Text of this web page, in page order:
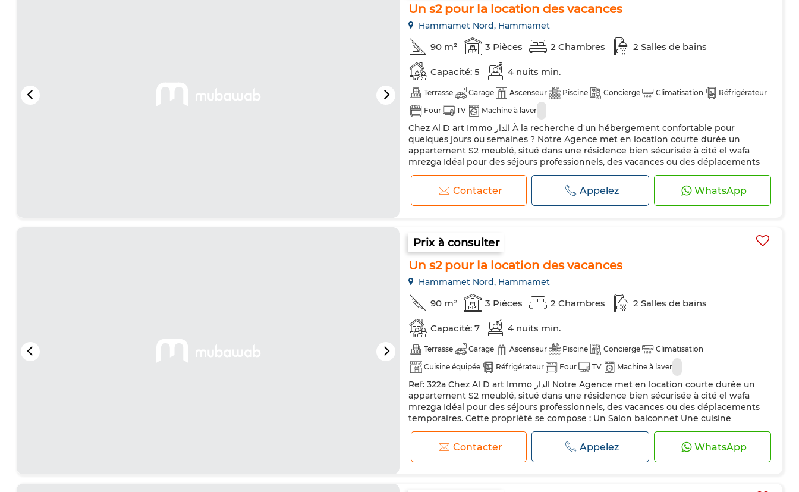
Un s2 pour la location des vacances
Hammamet Nord, Hammamet
90 m² 3 Pièces 2 Chambres 2 Salles de bains
Capacité: 5 4 nuits min.
Terrasse Garage Ascenseur Piscine Concierge Climatisation
Réfrigérateur
Four
TV Machine à laver
Chez Al D art Immo الدار À la recherche d'un hébergement confortable pour
quelques jours ou semaines ? Notre Agence met en location courte durée un
appartement S2 meublé, situé dans une résidence bien sécurisée à cité el wafa
mrezga Idéal pour des séjours professionnels, des vacances ou des déplacements
temporaires. Cette propriété se compose : Un Salon qui s'ouvre sur un balcon Une
cuisine independante aménagée et bien équipée . Deux...
Contacter Appelez WhatsApp
Prix à consulter
Un s2 pour la location des vacances
Hammamet Nord, Hammamet
90 m² 3 Pièces 2 Chambres 2 Salles de bains
Capacité: 7 4 nuits min.
Terrasse Garage Ascenseur Piscine Concierge
Climatisation
Cuisine équipée
Réfrigérateur Four TV Machine à laver
Ref: 322a Chez Al D art Immo الدار Notre Agence met en location courte durée un
appartement S2 meublé, situé dans une résidence bien sécurisée à cité el wafa
mrezga Idéal pour des séjours professionnels, des vacances ou des déplacements
temporaires. Cette propriété se compose : Un Salon balconnet Une cuisine
américaine aménagée et bien équipée . Deux chambres à coucher. Une salle de
douche. Toutes les pièces sont chauffées et climatisée...
Contacter Appelez WhatsApp